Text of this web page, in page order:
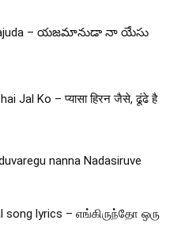
– యజమానుడా నా యేసు
Jal Ko – प्यासा हिरन जैसे, ढूंढे है
nanna Nadasiruve
song lyrics – எங்கிருந்தோ ஒரு